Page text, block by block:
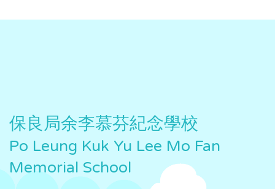
保良局余李慕芬紀念學校
Po Leung Kuk Yu Lee Mo Fan
Memorial School